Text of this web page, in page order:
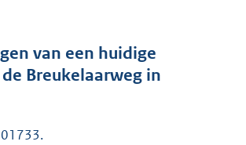
van een huidige
Breukelaarweg in